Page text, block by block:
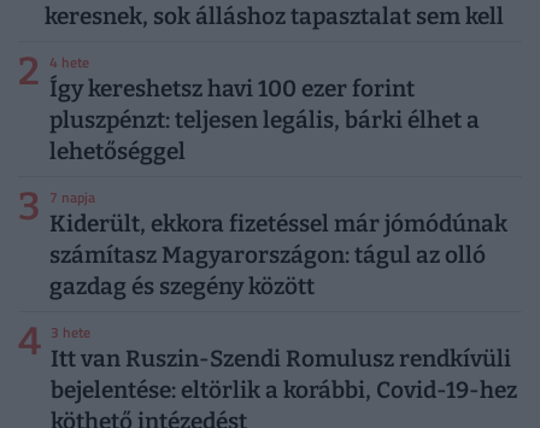
keresnek, sok álláshoz tapasztalat sem kell
2 4 hete
Így kereshetsz havi 100 ezer forint
pluszpénzt: teljesen legális, bárki élhet a
lehetőséggel
3 7 napja
Kiderült, ekkora fizetéssel már jómódúnak
számítasz Magyarországon: tágul az olló
gazdag és szegény között
4 3 hete
Itt van Ruszin-Szendi Romulusz rendkívüli
bejelentése: eltörlik a korábbi, Covid-19-hez
köthető intézedést